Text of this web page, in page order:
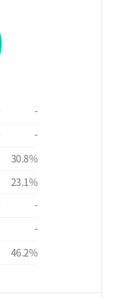
-
-
30.8%
23.1%
-
-
46.2%